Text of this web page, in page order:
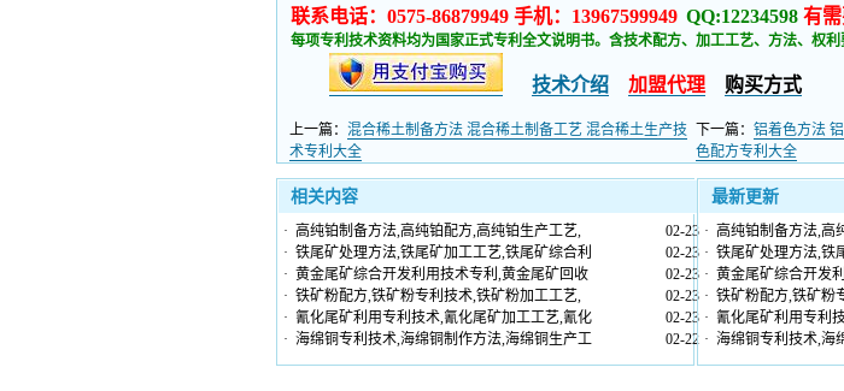
联系电话：0575-86879949 手机：13967599949 QQ:12234598 有
每项专利技术资料均为国家正式专利全文说明书。含技术配方、加工工艺、方法、权利
技术介绍 加盟代理 购买方式
上一篇： 混合稀土制备方法 混合稀土制备工艺 混合稀土生产技
术专利大全
下一篇： 铝着色方法
色配方专利大全
相关内容
· 高纯铂制备方法,高纯铂配方,高纯铂生产工艺,
02-23
· 铁尾矿处理方法,铁尾矿加工工艺,铁尾矿综合利
02-23
· 黄金尾矿综合开发利用技术专利,黄金尾矿回收
02-23
· 铁矿粉配方,铁矿粉专利技术,铁矿粉加工工艺,
02-23
· 氰化尾矿利用专利技术,氰化尾矿加工工艺,氰化
02-23
· 海绵铜专利技术,海绵铜制作方法,海绵铜生产工 02-22
最新更新
· 高纯铂制备方法,高
· 铁尾矿处理方法,铁
· 黄金尾矿综合开发
· 铁矿粉配方,铁矿粉
· 氰化尾矿利用专利
· 海绵铜专利技术,海